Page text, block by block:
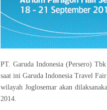
PT. Garuda Indonesia (Persero)
saat ini Garuda Indonesia Travel
wilayah Joglosemar akan
2014.